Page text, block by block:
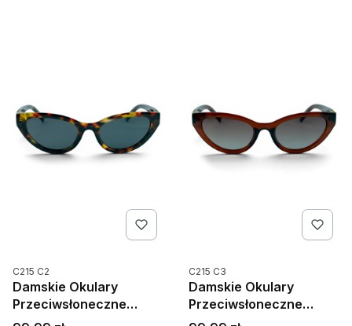
Kod produktu
C215 C2
Damskie Okulary
Przeciwsłoneczne
Kocie Polaryzacja
Kod produktu
C215 C3
Damskie Okulary
Przeciwsłoneczne
Kocie Polaryzacja